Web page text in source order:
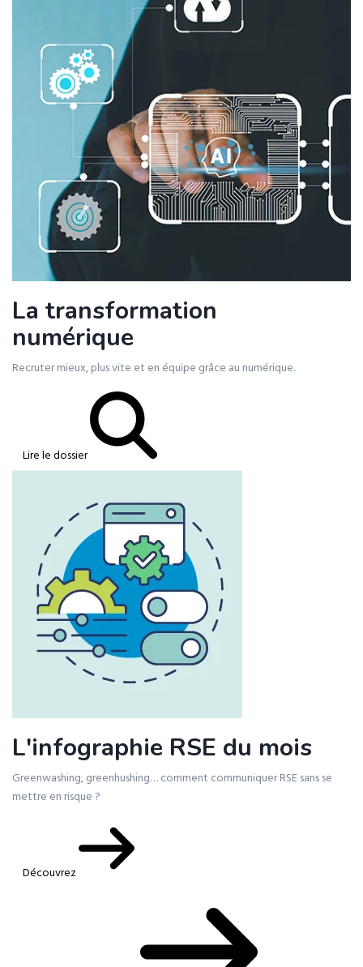
La transformation
numérique
Recruter mieux, plus vite et en équipe grâce au numérique.
Lire le dossier
L'infographie RSE du mois
Greenwashing, greenhushing… comment communiquer RSE sans se
mettre en risque ?
Découvrez